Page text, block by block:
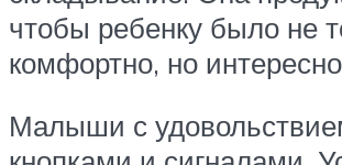
чтобы ребенку было не
комфортно, но
Малыши с